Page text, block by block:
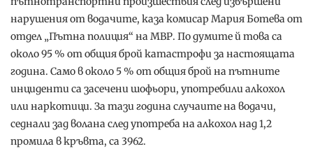
нарушения от водачите, каза комисар Мария Ботева от
отдел „Пътна полиция“ на МВР. По думите й това са
около 95 % от общия брой катастрофи за настоящата
година. Само в около 5 % от общия брой на пътните
инциденти са засечени шофьори, употребили алкохол
или наркотици. За тази година случаите на водачи,
седнали зад волана след употреба на алкохол над 1,2
промила в кръвта, са 3962.